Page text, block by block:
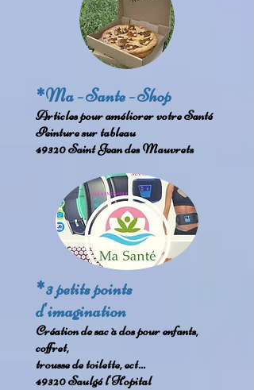
*Ma - Sante - Shop
Articles pour améliorer votre Santé
Peinture sur tableau
49320 Saint Jean des Mauvrets
*3 petits points
d'imagination
Création de sac à dos pour enfants,
coffret,
trousse de toilette, ect...
49320 Saulgé l'Hopital